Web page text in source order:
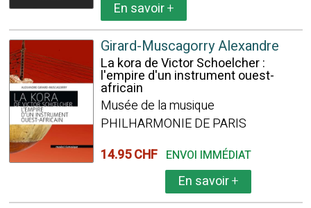
En savoir+
Girard-Muscagorry Alexandre
La kora de Victor Schoelcher :
l'empire d'un instrument ouest-
africain
Musée de la musique
PHILHARMONIE DE PARIS
14.95 CHF ENVOI IMMÉDIAT
En savoir+